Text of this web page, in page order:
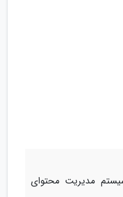
مدیریت محتوای